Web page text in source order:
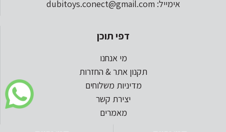
אימייל: dubitoys.conect@gmail.com
דפי תוכן
מי אנחנו
תקנון אתר & החזרות
מדיניות משלוחים
יצירת קשר
מאמרים